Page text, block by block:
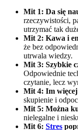
Mit 1: Da się
rzeczywistości,
utrzymać tak
Mit 2: Kawa i
że bez
utrwala wiedzy.
Mit 3: Szybkie
Odpowiednie
czytanie, lecz
Mit 4: Im
skupienie i
Mit 5: Można
nielegalne i
Mit 6: Stres